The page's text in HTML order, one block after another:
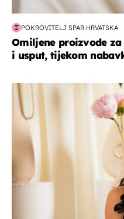
POKROVITELJ SPAR HRVATSKA
Omiljene proizvode
i usput, tijekom
moda & ljepota